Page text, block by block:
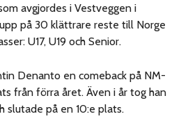
avgjordes i Vestveggen i
på 30 klättrare reste till Norge
U17, U19 och Senior.
Denanto en comeback på NM-
från förra året. Även i år tog han
slutade på en 10:e plats.